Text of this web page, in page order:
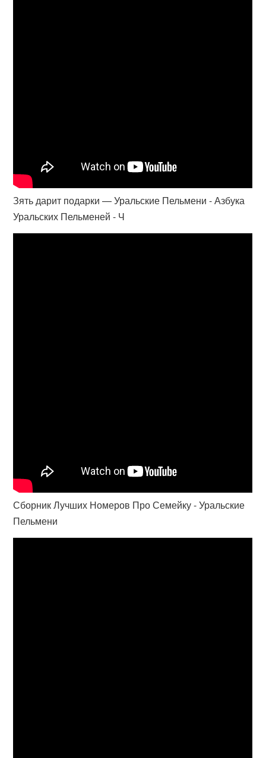
Зять дарит подарки — Уральские Пельмени - Азбука
Уральских Пельменей - Ч
Сборник Лучших Номеров Про Семейку - Уральские
Пельмени